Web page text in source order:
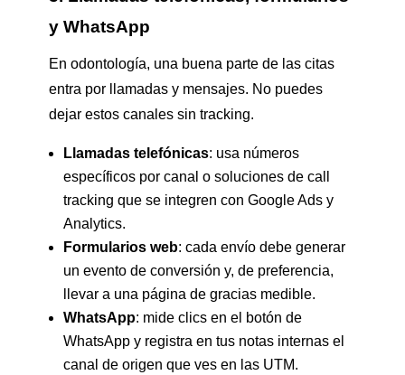
y WhatsApp
En odontología, una buena parte de las citas
entra por llamadas y mensajes. No puedes
dejar estos canales sin tracking.
Llamadas telefónicas: usa números
específicos por canal o soluciones de call
tracking que se integren con Google Ads y
Analytics.
Formularios web: cada envío debe generar
un evento de conversión y, de preferencia,
llevar a una página de gracias medible.
WhatsApp: mide clics en el botón de
WhatsApp y registra en tus notas internas el
canal de origen que ves en las UTM.